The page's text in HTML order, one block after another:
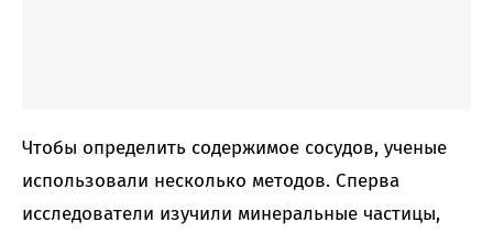
Чтобы определить содержимое сосудов, ученые
использовали несколько методов. Сперва
исследователи изучили минеральные частицы,